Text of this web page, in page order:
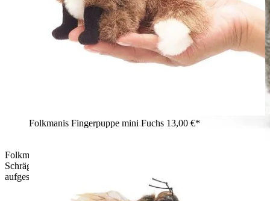
Folkmanis Handpuppe Eselbaby in grauem Plüsch, stehend in
Schrägansicht von hinten, mit buschigem Schwanz und
aufgestellten Ohren
Folkmanis Fingerpuppe mini Fuchs 13,00 €*